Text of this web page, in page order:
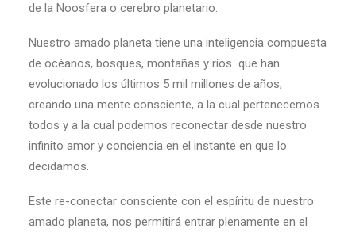
de la Noosfera o cerebro planetario.
Nuestro amado planeta tiene una inteligencia compuesta
de océanos, bosques, montañas y ríos que han
evolucionado los últimos 5 mil millones de años,
creando una mente consciente, a la cual pertenecemos
todos y a la cual podemos reconectar desde nuestro
infinito amor y conciencia en el instante en que lo
decidamos.
Este re-conectar consciente con el espíritu de nuestro
amado planeta, nos permitirá entrar plenamente en el